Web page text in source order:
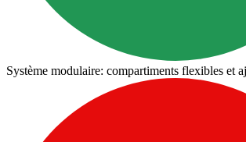
Système modulaire: compartiments flexibles et